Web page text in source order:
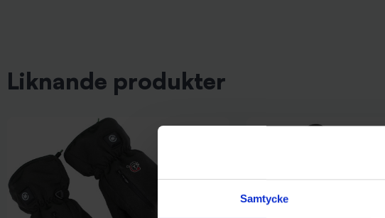
Samtycke
Liknande produkter